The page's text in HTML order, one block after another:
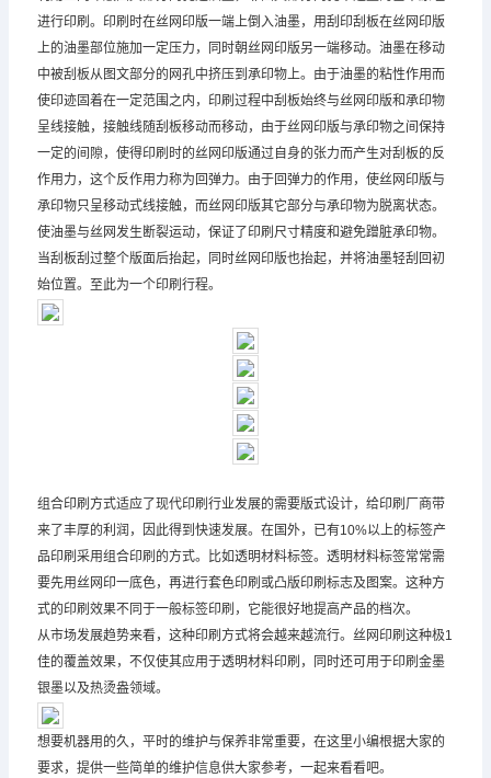
进行印刷。印刷时在丝网印版一端上倒入油墨，用刮印刮板在丝网印版
上的油墨部位施加一定压力，同时朝丝网印版另一端移动。油墨在移动
中被刮板从图文部分的网孔中挤压到承印物上。由于油墨的粘性作用而
使印迹固着在一定范围之内，印刷过程中刮板始终与丝网印版和承印物
呈线接触，接触线随刮板移动而移动，由于丝网印版与承印物之间保持
一定的间隙，使得印刷时的丝网印版通过自身的张力而产生对刮板的反
作用力，这个反作用力称为回弹力。由于回弹力的作用，使丝网印版与
承印物只呈移动式线接触，而丝网印版其它部分与承印物为脱离状态。
使油墨与丝网发生断裂运动，保证了印刷尺寸精度和避免蹭脏承印物。
当刮板刮过整个版面后抬起，同时丝网印版也抬起，并将油墨轻刮回初
始位置。至此为一个印刷行程。
组合印刷方式适应了现代印刷行业发展的需要版式设计，给印刷厂商带
来了丰厚的利润，因此得到快速发展。在国外，已有10%以上的标签产
品印刷采用组合印刷的方式。比如透明材料标签。透明材料标签常常需
要先用丝网印一底色，再进行套色印刷或凸版印刷标志及图案。这种方
式的印刷效果不同于一般标签印刷，它能很好地提高产品的档次。
从市场发展趋势来看，这种印刷方式将会越来越流行。丝网印刷这种极1
佳的覆盖效果，不仅使其应用于透明材料印刷，同时还可用于印刷金墨
银墨以及热烫盎领域。
想要机器用的久，平时的维护与保养非常重要，在这里小编根据大家的
要求，提供一些简单的维护信息供大家参考，一起来看看吧。